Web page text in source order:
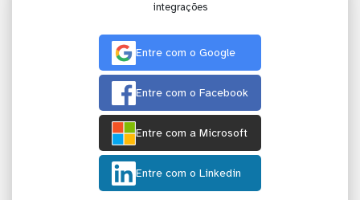
integrações
Entre com o Google
Entre com o Facebook
Entre com a Microsoft
Entre com o Linkedin